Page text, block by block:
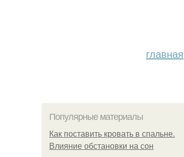
главная
Популярные материалы
Как поставить кровать в спальне.
Влияние обстановки на сон